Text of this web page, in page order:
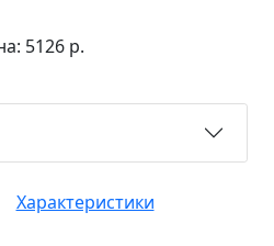
5126 р.
Характеристики